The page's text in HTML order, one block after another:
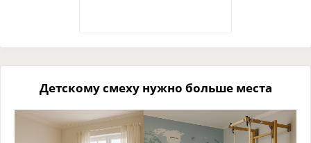
Детскому смеху нужно больше места